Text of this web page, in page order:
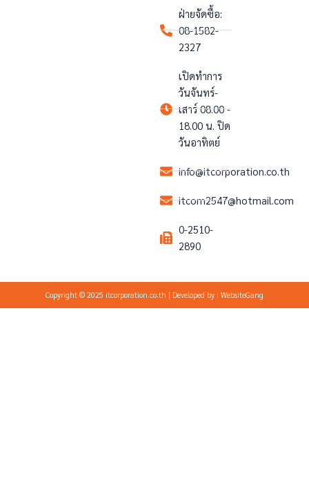
ฝ่ายจัดซื้อ:
08-1582-
2327
เปิดทำการ
วันจันทร์-
เสาร์ 08.00 -
18.00 น. ปิด
วันอาทิตย์
info@itcorporation.co.th
itcom2547@hotmail.com
0-2510-
2890
Copyright © 2025 itcorporation.co.th | Developed by : WebsiteGang